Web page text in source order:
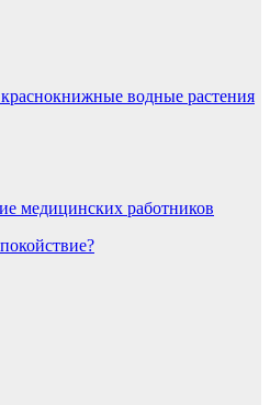
водные растения
медицинских работников